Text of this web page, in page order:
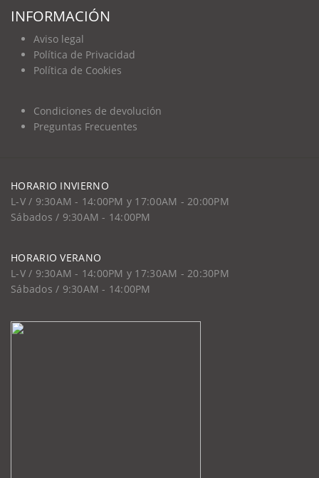
INFORMACIÓN
Aviso legal
Política de Privacidad
Política de Cookies
Condiciones de devolución
Preguntas Frecuentes
HORARIO INVIERNO
L-V / 9:30AM - 14:00PM y 17:00AM - 20:00PM
Sábados / 9:30AM - 14:00PM
HORARIO VERANO
L-V / 9:30AM - 14:00PM y 17:30AM - 20:30PM
Sábados / 9:30AM - 14:00PM